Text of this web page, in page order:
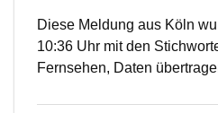
Diese Meldung aus Köln
10:36 Uhr mit den
Fernsehen, Daten